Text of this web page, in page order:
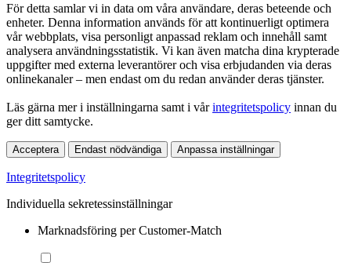
För detta samlar vi in data om våra användare, deras beteende och
enheter. Denna information används för att kontinuerligt optimera
vår webbplats, visa personligt anpassad reklam och innehåll samt
analysera användningsstatistik. Vi kan även matcha dina krypterade
uppgifter med externa leverantörer och visa erbjudanden via deras
onlinekanaler – men endast om du redan använder deras tjänster.
Läs gärna mer i inställningarna samt i vårintegritetspolicy innan du
ger ditt samtycke.
Acceptera Endast nödvändiga Anpassa inställningar
Integritetspolicy
Individuella sekretessinställningar
Marknadsföring per Customer-Match